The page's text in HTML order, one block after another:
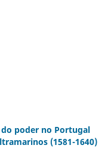
poder no Portugal
(1581-1640)